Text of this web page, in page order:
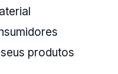
produtos